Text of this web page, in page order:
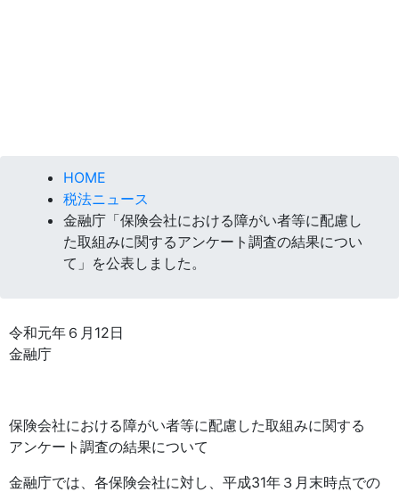
HOME
税法ニュース
金融庁「保険会社における障がい者等に配慮し
た取組みに関するアンケート調査の結果につい
て」を公表しました。
令和元年６月12日
金融庁
保険会社における障がい者等に配慮した取組みに関する
アンケート調査の結果について
金融庁では、各保険会社に対し、平成31年３月末時点での